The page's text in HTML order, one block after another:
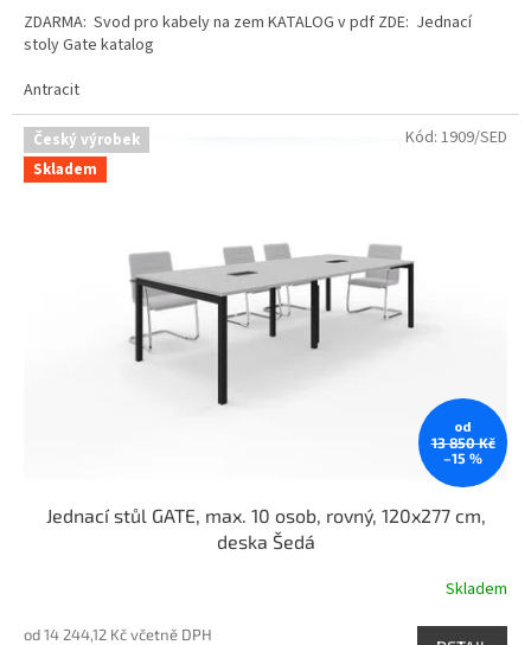
ZDARMA: Svod pro kabely na zem KATALOG v pdf ZDE: Jednací
stoly Gate katalog
Antracit
Český výrobek
Skladem
od
13 850 Kč
–15 %
Jednací stůl GATE, max. 10 osob, rovný, 120x277 cm,
deska Šedá
Skladem
od 14 244,12 Kč včetně DPH
Kód: 1909/SED